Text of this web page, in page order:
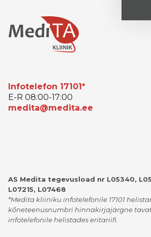
Infotelefon 17101*
E-R 08:00-17:00
medita@medita.ee
AS Medita tegevusload nr L05340,
L07215, L07468
*Medita kliiniku infotelefonile 17101
kõneteenusnumbri hinnakirjajärgne
infotelefonile helistades eritariifi.